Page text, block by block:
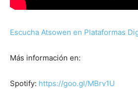
Escucha Atsowen en Plataformas
Más información en:
Spotify: https://goo.gl/MBrv1U